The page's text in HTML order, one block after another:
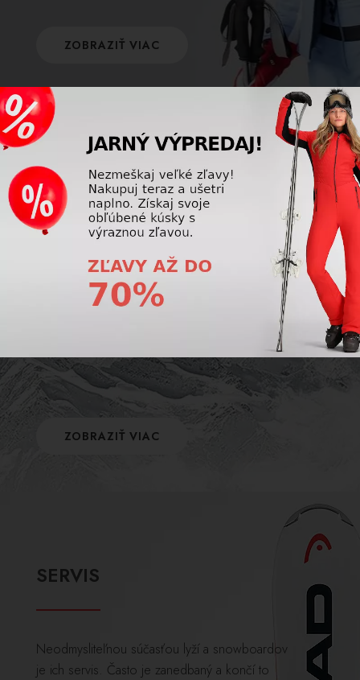
ZOBRAZIŤ VIAC
POISTENIE
Využite úrazové poistenie na hory a poistite
seba aj svoj výstroj! Naša firma ponúka
komplexné poistenie, s ktorým si lyžovačku
ZOBRAZIŤ VIAC
SERVIS
Neodmysliteľnou súčasťou lyží a snowboardov
je ich servis. Často je zanedbaný a končí to